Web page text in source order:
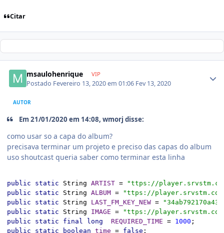
Citar
msaulohenrique VIP
Postado Fevereiro 13, 2020 em 01:06 Fev 13, 2020
AUTOR
Em 21/01/2020 em 14:08, wmorj disse:
como usar so a capa do album?
precisava terminar um projeto e preciso das capas do album
uso shoutcast queria saber como terminar esta linha
public static String ARTIST =
"ttps://
public static String ALBUM =
"ttps://
public static String LAST_FM_KEY_NEW =
public static String IMAGE =
"ttps://
public static final long REQUIRED_TIME = 1000
public static boolean time = false